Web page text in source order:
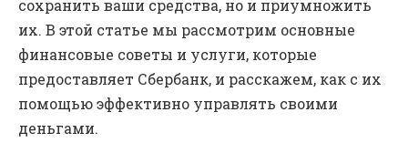
сохранить ваши средства, но и приумножить
их. В этой статье мы рассмотрим основные
финансовые советы и услуги, которые
предоставляет Сбербанк, и расскажем, как с их
помощью эффективно управлять своими
деньгами.